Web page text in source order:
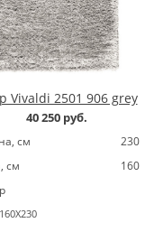
Vivaldi 2501 906 grey
40 250 руб.
cм
230
cм
160
160X230